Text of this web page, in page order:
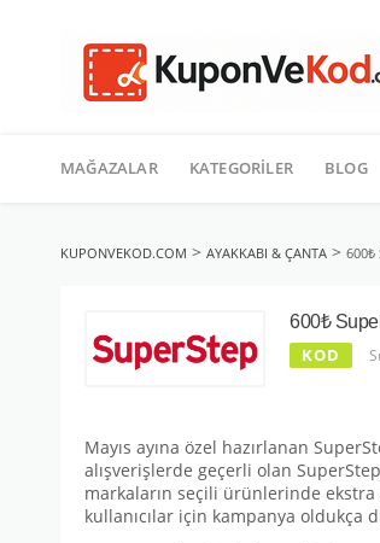
geç
MAĞAZALAR KATEGORILER BLOG
KUPONVEKOD.COM > AYAKKABI & ÇANTA > 600₺
600₺
KOD
Mayıs ayına özel hazırlanan
alışverişlerde geçerli olan
markaların seçili ürünlerinde
kullanıcılar için kampanya oldukça